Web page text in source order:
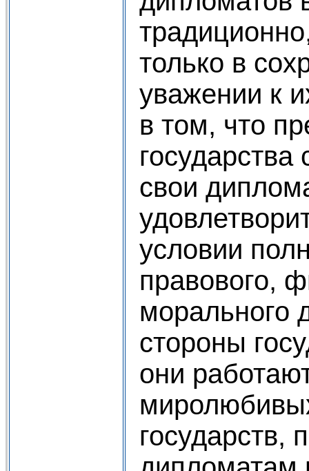
только в
уважении к
в том, что
государства
свои
условии
правового,
морального
стороны
они
государств,